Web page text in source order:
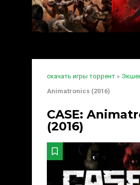
скачать игры торрент »
Animatronics (2016)
CASE:
(2016)